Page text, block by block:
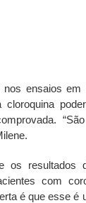
ensaios em
cloroquina
os
com
é que esse